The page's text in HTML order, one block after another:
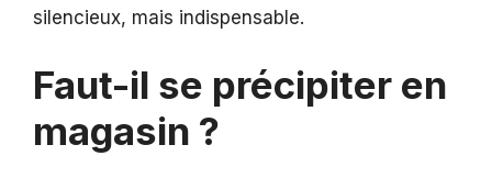
silencieux, mais indispensable.
Faut-il se précipiter en
magasin ?